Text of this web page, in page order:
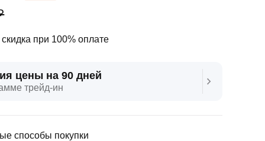
при 100% оплате
цены на 90 дней
трейд‑ин
способы покупки